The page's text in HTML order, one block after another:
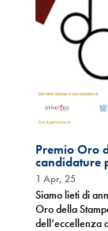
Premio Oro
candidature
1 Apr, 25
Siamo lieti di
Oro della
dell’eccellenza